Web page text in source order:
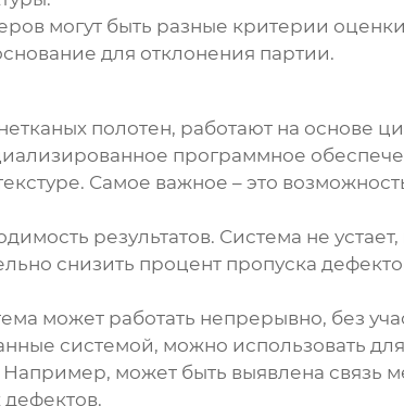
могут быть разные критерии
для отклонения партии.
полотен, работают на основе
программное
Самое важное – это
результатов. Система не устает,
снизить процент пропуска
может работать непрерывно, без
системой, можно использовать
может быть выявлена связь